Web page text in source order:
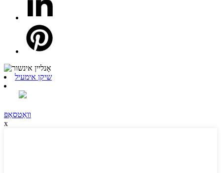
שיקן אימעיל
וואַטסאַפּ
x